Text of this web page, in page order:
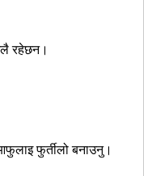
रहेछन।
फुर्तीलो बनाउनु।